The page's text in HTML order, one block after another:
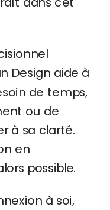
Design aide à
de temps,
ou de
à sa clarté.
en
possible.
à soi,